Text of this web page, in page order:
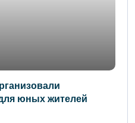
юных жителей